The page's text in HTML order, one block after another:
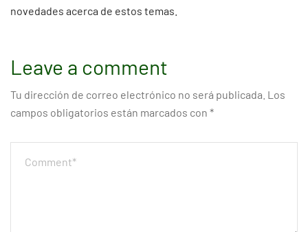
novedades acerca de estos temas.
Leave a comment
Tu dirección de correo electrónico no será publicada. Los
campos obligatorios están marcados con *